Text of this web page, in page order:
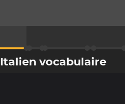
Italien vocabulaire